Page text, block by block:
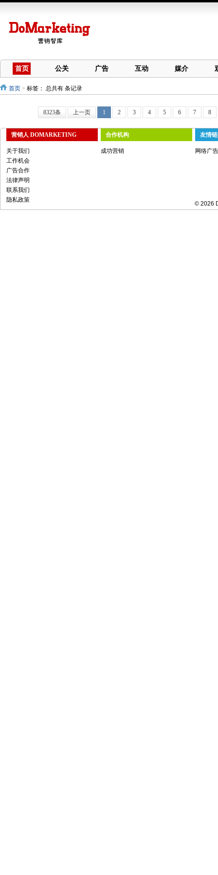
首页 公关 广告 互动 媒介
首页 > 标签： 总共有 条记录
8323条 上一页 1 2 3 4 5 6 7 8
营销人 DOMARKETING
关于我们
工作机会
广告合作
法律声明
联系我们
隐私政策
合作机构
成功营销
友情
网络广
© 2026